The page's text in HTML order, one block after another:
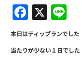
F
a
c
e
X
n
e
本日はティップランでした
当たりが少ない１日でした